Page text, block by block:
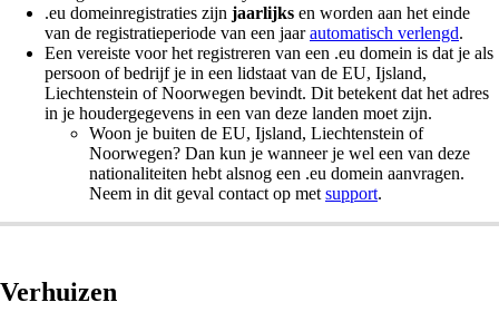
.eu domeinregistraties zijn jaarlijks en worden aan het einde
van de registratieperiode van een jaarautomatisch verlengd.
Een vereiste voor het registreren van een .eu domein is dat je als
persoon of bedrijf je in een lidstaat van de EU, Ijsland,
Liechtenstein of Noorwegen bevindt. Dit betekent dat het adres
in je houdergegevens in een van deze landen moet zijn.
Woon je buiten de EU, Ijsland, Liechtenstein of
Noorwegen? Dan kun je wanneer je wel een van deze
nationaliteiten hebt alsnog een .eu domein aanvragen.
Neem in dit geval contact op met support.
Verhuizen